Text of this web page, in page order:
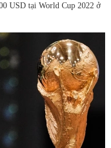
USD tại World Cup 2022 ở